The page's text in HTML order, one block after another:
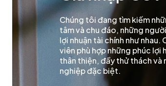
Chúng tôi đang tìm kiếm
tâm và chu đáo, những
lợi nhuận tài chính như
viên phù hợp những phúc
thân thiện, đầy thử thách và
nghiệp đặc biệt.